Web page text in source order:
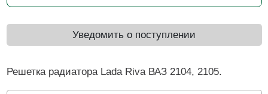
Уведомить о поступлении
Решетка радиатора Lada Riva ВАЗ 2104, 2105.